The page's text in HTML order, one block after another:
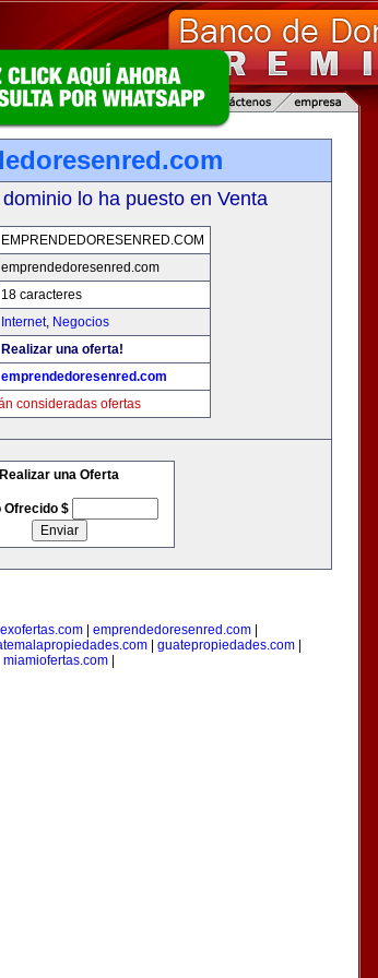
lo ha puesto en Venta
EMPRENDEDORESENRED.COM
emprendedoresenred.com
18 caracteres
Internet, Negocios
Realizar una oferta!
emprendedoresenred.com
consideradas ofertas
Realizar una Oferta
Ofrecido $
emprendedoresenred.com
guatepropiedades.com
miamiofertas.com